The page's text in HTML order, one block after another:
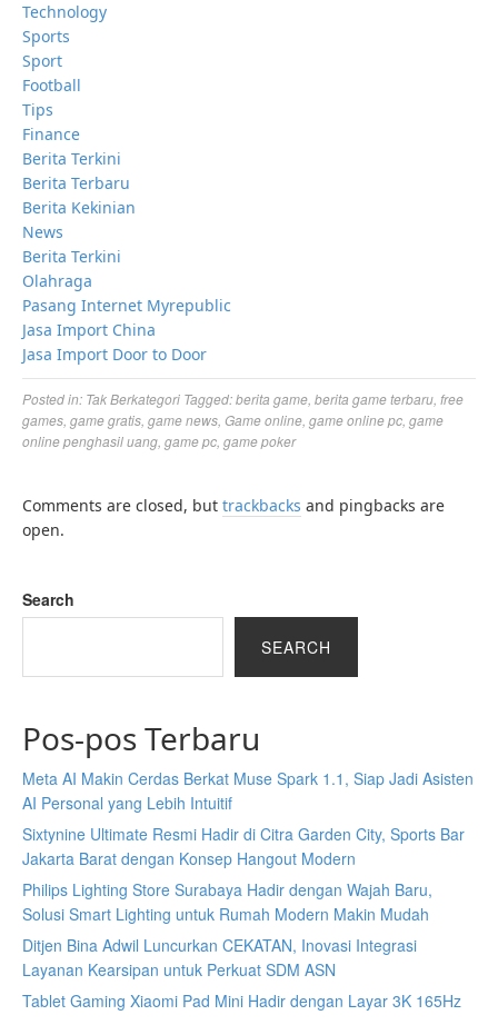
Technology
Sports
Sport
Football
Tips
Finance
Berita Terkini
Berita Terbaru
Berita Kekinian
News
Berita Terkini
Olahraga
Pasang Internet Myrepublic
Jasa Import China
Jasa Import Door to Door
Posted in: Tak Berkategori Tagged:berita game berita game terbaru free
games game gratis game news Game online game online pc game
online penghasil uang game pc game poker
Comments are closed, but trackbacks and pingbacks are
open.
Search
SEARCH
Pos-pos Terbaru
Meta AI Makin Cerdas Berkat Muse Spark 1.1, Siap Jadi Asisten
AI Personal yang Lebih Intuitif
Sixtynine Ultimate Resmi Hadir di Citra Garden City, Sports Bar
Jakarta Barat dengan Konsep Hangout Modern
Philips Lighting Store Surabaya Hadir dengan Wajah Baru,
Solusi Smart Lighting untuk Rumah Modern Makin Mudah
Ditjen Bina Adwil Luncurkan CEKATAN, Inovasi Integrasi
Layanan Kearsipan untuk Perkuat SDM ASN
Tablet Gaming Xiaomi Pad Mini Hadir dengan Layar 3K 165Hz